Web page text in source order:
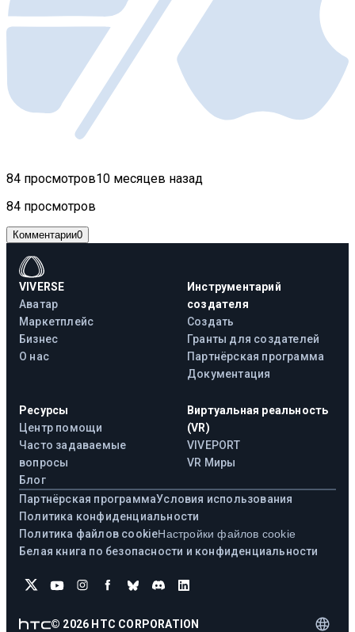
84 просмотров10 месяцев назад
84 просмотров
Комментарии0
VIVERSE
Аватар
Маркетплейс
Бизнес
О нас
Инструментарий
создателя
Создать
Гранты для создателей
Партнёрская программа
Документация
Ресурсы
Центр помощи
Часто задаваемые
вопросы
Блог
Виртуальная реальность
(VR)
VIVEPORT
VR Миры
Партнёрская программаУсловия использования
Политика конфиденциальности
Политика файлов cookieНастройки файлов cookie
Белая книга по безопасности и конфиденциальности
© 2026 HTC CORPORATION